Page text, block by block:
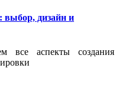
выбор, дизайн и
все аспекты создания